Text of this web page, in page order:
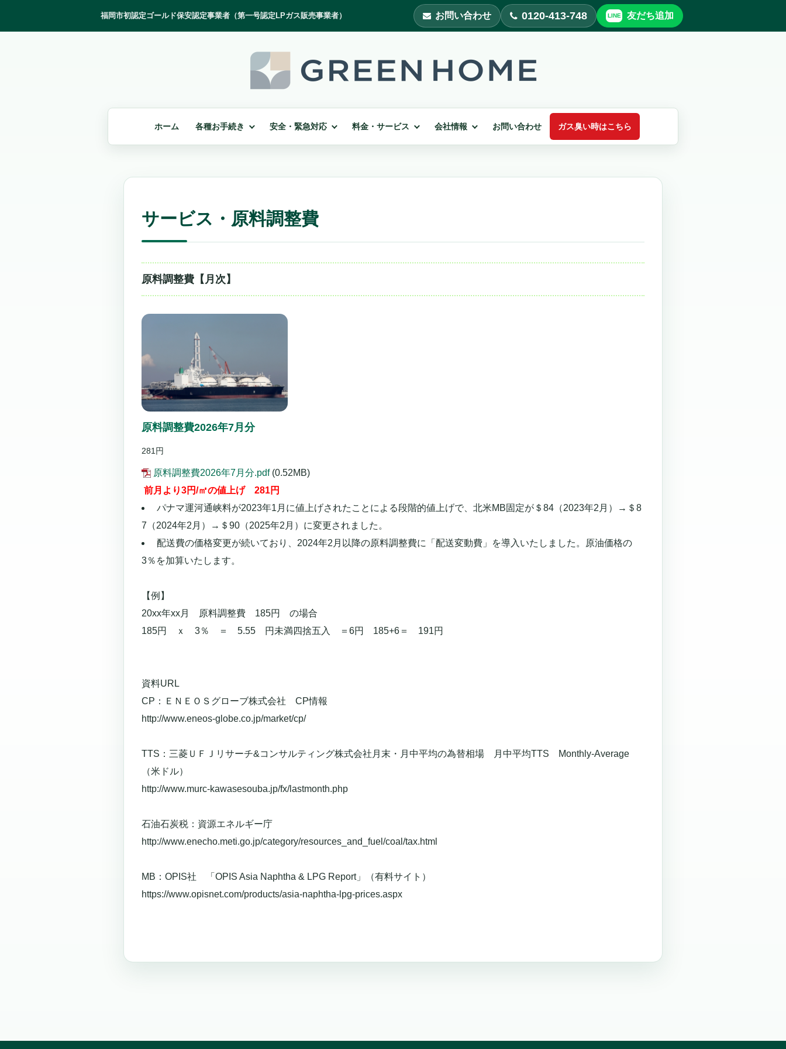
お問い合わせ 0120-413-748 友だち追加
ホーム 各種お手続き 安全・緊急対応 料金・サービス 会社情報 お問い合わせ ガス臭い時はこちら
サービス・原料調整費
原料調整費【月次】
原料調整費2026年7月分
281円
原料調整費2026年7月分.pdf(0.52MB)
前月より3円/㎥の値上げ 281円
パナマ運河通峡料が2023年1月に値上げされたことによる段階的値上げで、北米MB固定が＄84（2023年2月）→＄8
7（2024年2月）→＄90（2025年2月）に変更されました。
配送費の価格変更が続いており、2024年2月以降の原料調整費に「配送変動費」を導入いたしました。
原油価格の
3％を加算いたします。
【例】
20xx年xx月 原料調整費 185円 の場合
185円 ｘ 3％ ＝ 5.55 円未満四捨五入 ＝6円 185+6＝ 191円
資料URL
CP：ＥＮＥＯＳグローブ株式会社 CP情報
http://www.eneos-globe.co.jp/market/cp/
TTS：三菱ＵＦＪリサーチ&コンサルティング株式会社月末・月中平均の為替相場 月中平均TTS Monthly-Average
（米ドル）
http://www.murc-kawasesouba.jp/fx/lastmonth.php
石油石炭税：資源エネルギー庁
http://www.enecho.meti.go.jp/category/resources_and_fuel/coal/tax.html
MB：OPIS社 「OPIS Asia Naphtha & LPG Report」（有料サイト）
https://www.opisnet.com/products/asia-naphtha-lpg-prices.aspx